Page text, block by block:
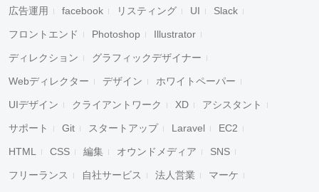
広告運用 facebook リスティング UI Slack
フロントエンド Photoshop Illustrator
ディレクション グラフィックデザイナー
Webディレクター デザイン ホワイトペーパー
UIデザイン クライアントワーク XD アシスタント
サポート Git スタートアップ Laravel EC2
HTML CSS 編集 オウンドメディア SNS
フリーランス 自社サービス 法人営業 マーケ